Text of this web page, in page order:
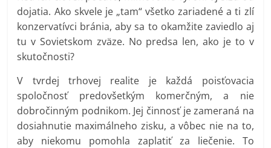
dojatia. Ako skvele je „tam“ všetko zariadené a ti zlí
konzervatívci bránia, aby sa to okamžite zaviedlo aj
tu v Sovietskom zväze. No predsa len, ako je to v
skutočnosti?
V tvrdej trhovej realite je každá poisťovacia
spoločnosť predovšetkým komerčným, a nie
dobročinným podnikom. Jej činnosť je zameraná na
dosiahnutie maximálneho zisku, a vôbec nie na to,
aby niekomu pomohla zaplatiť za liečenie. To